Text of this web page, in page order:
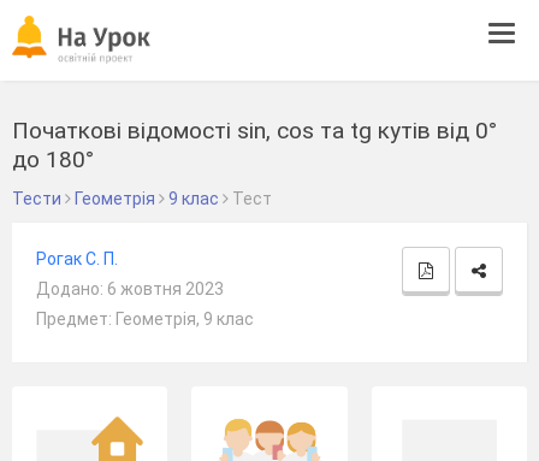
Початкові відомості sin, cos та tg кутів від 0°
до 180°
Тести Геометрія 9 клас Тест
Рогак С. П.
Додано: 6 жовтня 2023
Предмет: Геометрія, 9 клас